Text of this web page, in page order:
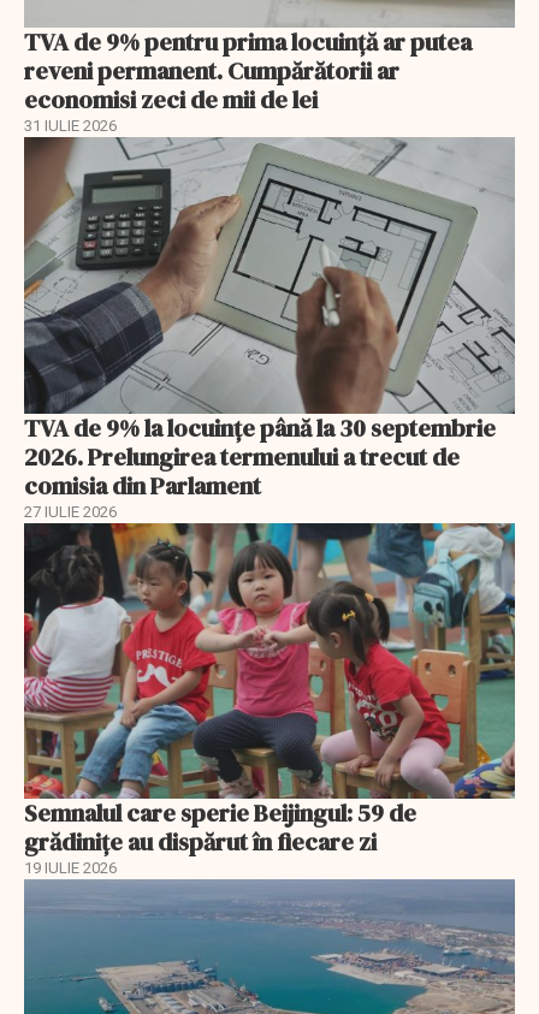
TVA de 9% pentru prima locuință ar putea
reveni permanent. Cumpărătorii ar
economisi zeci de mii de lei
31 IULIE 2026
TVA de 9% la locuințe până la 30 septembrie
2026. Prelungirea termenului a trecut de
comisia din Parlament
27 IULIE 2026
Semnalul care sperie Beijingul: 59 de
grădinițe au dispărut în fiecare zi
19 IULIE 2026